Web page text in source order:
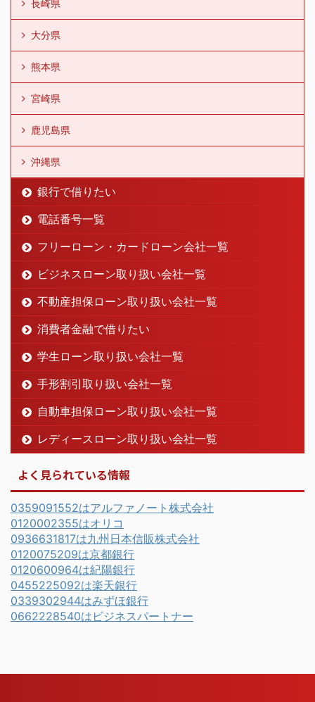
長崎県
大分県
熊本県
宮崎県
鹿児島県
沖縄県
銀行で借りたい
電話番号一覧
フリーローン・カードローン会社一覧
ビジネスローン取り扱い会社一覧
不動産担保ローン取り扱い会社一覧
消費者金融で借りたい
学生ローン取り扱い会社一覧
手形割引取り扱い会社一覧
自動車担保ローン取り扱い会社一覧
レディースローン取り扱い会社一覧
よく見られている情報
0359091552はアルファノート株式会社
0120002355はオリコ
0936631817は九州日本信販株式会社
0120075209は京都銀行
0120600964は紀陽銀行
0455225092は楽天銀行
0339302944はみずほ銀行
0662228540はビジネスパートナー